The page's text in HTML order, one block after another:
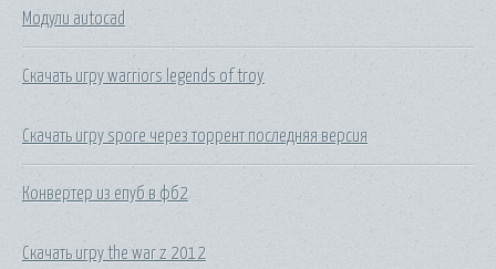
Модули autocad
Скачать игру warriors legends of troy
Скачать игру spore через торрент последняя версия
Конвертер из епуб в фб2
Скачать игру the war z 2012